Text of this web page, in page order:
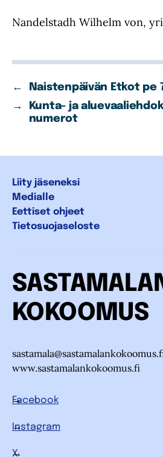
Nandelstadh Wilhelm von,
←
Naistenpäivän Etkot pe
→
Kunta- ja
numerot
Liity jäseneksi
Medialle
Eettiset ohjeet
Tietosuojaseloste
KOKOOMUS
www.sastamalankokoomus.fi
Facebook
Instagram
X